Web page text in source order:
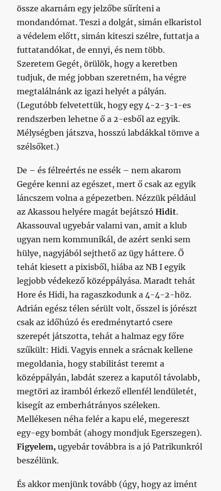
össze akarnám egy jelzőbe sűríteni a
mondandómat. Teszi a dolgát, simán elkaristol
a védelem előtt, simán kiteszi szélre, futtatja a
futtatandókat, de ennyi, és nem több.
Szeretem Gegét, örülök, hogy a keretben
tudjuk, de még jobban szeretném, ha végre
megtalálnánk az igazi helyét a pályán.
(Legutóbb felvetettük, hogy egy 4-2-3-1-es
rendszerben lehetne ő a 2-esből az egyik.
Mélységben játszva, hosszú labdákkal tömve a
szélsőket.)
De – és félreértés ne essék – nem akarom
Gegére kenni az egészet, mert ő csak az egyik
láncszem volna a gépezetben. Nézzük például
az Akassou helyére magát bejátszóHidit.
Akassouval ugyebár valami van, amit a klub
ugyan nem kommunikál, de azért senki sem
hülye, nagyjából sejthető az ügy háttere. Ő
tehát kiesett a pixisből, hiába az NB I egyik
legjobb védekező középpályása. Maradt tehát
Hore és Hidi, ha ragaszkodunk a 4-4-2-höz.
Adrián egész télen sérült volt, ősszel is jórészt
csak az időhúzó és eredménytartó csere
szerepét játszotta, tehát a halmaz egy főre
szűkült: Hidi. Vagyis ennek a srácnak kellene
megoldania, hogy stabilitást teremt a
középpályán, labdát szerez a kaputól távolabb,
megtöri az iramból érkező ellenfél lendületét,
kisegít az emberhátrányos széleken.
Mellékesen néha felér a kapu elé, megereszt
egy-egy bombát (ahogy mondjuk Egerszegen).
Figyelem,ugyebár továbbra is a jó Patrikunkról
beszélünk.
És akkor menjünk tovább (úgy, hogy az imént